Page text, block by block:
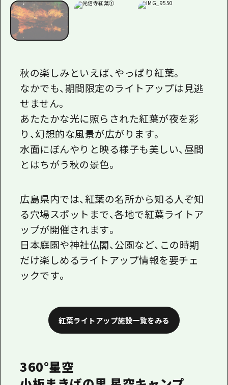
秋の楽しみといえば、やっぱり紅葉。
なかでも、期間限定のライトアップは見逃
せません。
あたたかな光に照らされた紅葉が夜を彩
り、幻想的な風景が広がります。
水面にぼんやりと映る様子も美しい、昼間
とはちがう秋の景色。
広島県内では、紅葉の名所から知る人ぞ知
る穴場スポットまで、各地で紅葉ライトア
ップが開催されます。
日本庭園や神社仏閣、公園など、この時期
だけ楽しめるライトアップ情報を要チェ
ックです。
紅葉ライトアップ施設一覧をみる
360°星空